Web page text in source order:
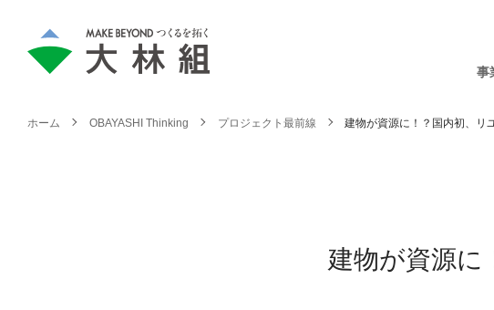
事
ホーム OBAYASHI Thinking プロジェクト最前線 建物が資源に！？国内初、リ
建物が資源に